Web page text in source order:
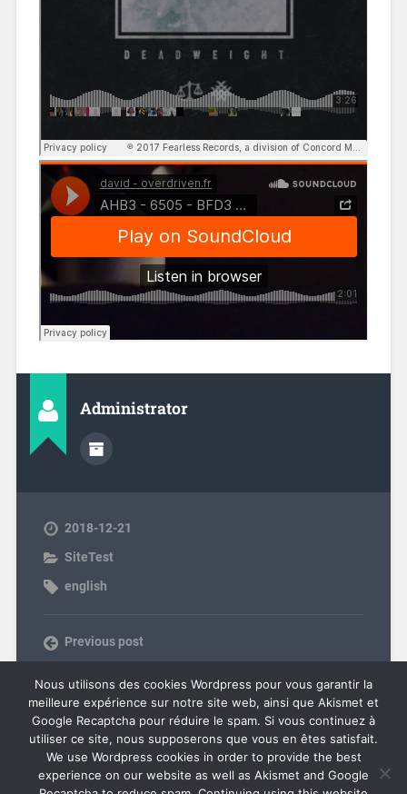
Administrator
2018-12-21
SiteTest
english
Previous post
COMMENTS ARE CLOSED.
Nous utilisons des cookies Wordpress pour vous garantir la
meilleure expérience sur notre site web, ainsi que Akismet et
Google Recaptcha pour réduire le spam. Si vous continuez à
utiliser ce site, nous supposerons que vous en êtes satisfait.
We use Wordpress cookies in order to provide the best
experience on our website as well as Akismet and Google